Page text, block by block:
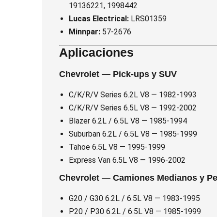
19136221, 1998442
Lucas Electrical: LRS01359
Minnpar: 57-2676
Aplicaciones
Chevrolet — Pick-ups y SUV
C/K/R/V Series 6.2L V8 — 1982-1993
C/K/R/V Series 6.5L V8 — 1992-2002
Blazer 6.2L / 6.5L V8 — 1985-1994
Suburban 6.2L / 6.5L V8 — 1985-1999
Tahoe 6.5L V8 — 1995-1999
Express Van 6.5L V8 — 1996-2002
Chevrolet — Camiones Medianos y
G20 / G30 6.2L / 6.5L V8 — 1983-1995
P20 / P30 6.2L / 6.5L V8 — 1985-1999